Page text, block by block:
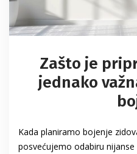
Zašto je
jednako
Kada planiramo bojenje
posvećujemo odabiru